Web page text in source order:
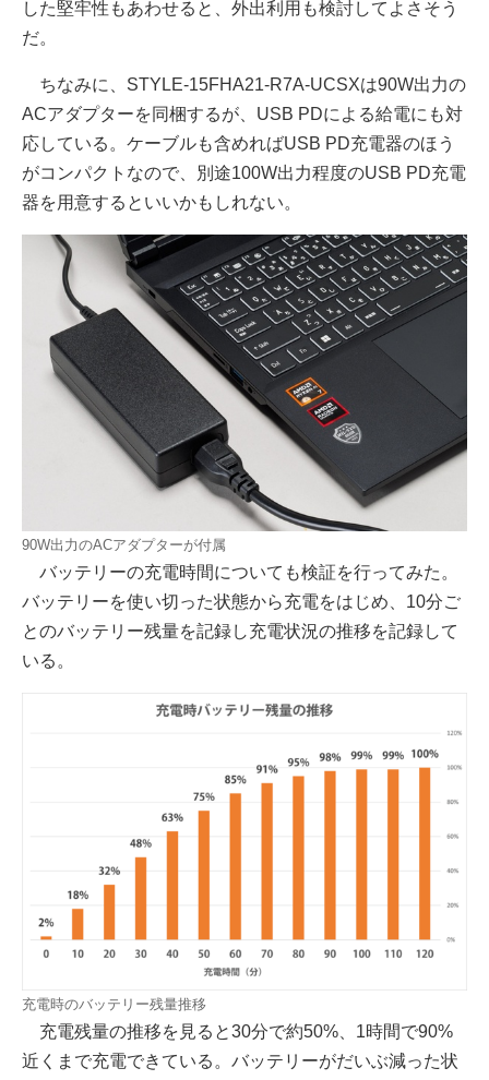
した堅牢性もあわせると、外出利用も検討してよさそう
だ。
ちなみに、STYLE-15FHA21-R7A-UCSXは90W出力の
ACアダプターを同梱するが、USB PDによる給電にも対
応している。ケーブルも含めればUSB PD充電器のほう
がコンパクトなので、別途100W出力程度のUSB PD充電
器を用意するといいかもしれない。
90W出力のACアダプターが付属
バッテリーの充電時間についても検証を行ってみた。
バッテリーを使い切った状態から充電をはじめ、10分ご
とのバッテリー残量を記録し充電状況の推移を記録して
いる。
充電時のバッテリー残量推移
充電残量の推移を見ると30分で約50%、1時間で90%
近くまで充電できている。バッテリーがだいぶ減った状